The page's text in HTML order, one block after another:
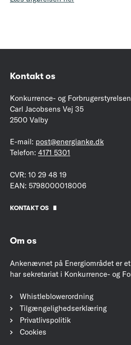
Kontakt os
Konkurrence- og Forbrugerstyrelsen
Carl Jacobsens Vej 35
2500 Valby
E-mail: post@energianke.dk
Telefon: 4171 5301
CVR: 10 29 48 19
EAN: 5798000018006
KONTAKT OS
Om os
Ankenævnet på Energiområdet er
har sekretariat i Konkurrence- og
Whistleblowerordning
Tilgængelighedserklæring
Privatlivspolitik
Cookies